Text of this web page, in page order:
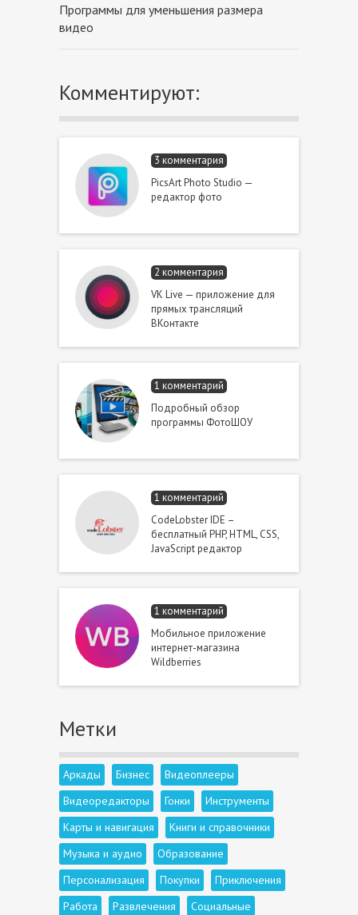
Программы для уменьшения размера
видео
Комментируют:
3 комментария
PicsArt Photo Studio —
редактор фото
2 комментария
VK Live — приложение для
прямых трансляций
ВКонтакте
1 комментарий
Подробный обзор
программы ФотоШОУ
1 комментарий
CodeLobster IDE –
бесплатный PHP, HTML, CSS,
JavaScript редактор
1 комментарий
Мобильное приложение
интернет-магазина
Wildberries
Метки
Аркады Бизнес
Видеоплееры
Видеоредакторы
Гонки
Инструменты
Карты и навигация
Книги и справочники
Музыка и аудио
Образование
Персонализация
Покупки
Приключения
Работа
Развлечения
Социальные